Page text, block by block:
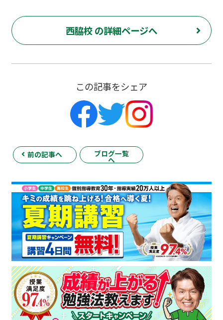
西脇校 の詳細ページへ
この記事をシェア
前の記事へ ブログ一覧
へ